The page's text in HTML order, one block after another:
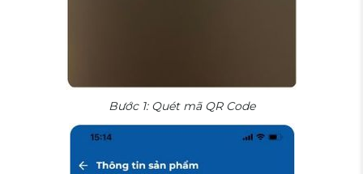
Bước 1: Quét mã QR Code